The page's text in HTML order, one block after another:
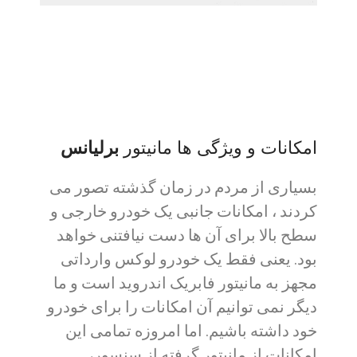
امکانات و ویژگی ها مانیتور برلیانس
بسیاری از مردم در زمان گذشته تصور می
کردند ، امکانات جانبی یک خودرو خارجی و
سطح بالا برای آن ها دست نیافتنی خواهد
بود. یعنی فقط یک خودرو لوکس وارداتی
مجهز به مانیتور فابریک اندروید است و ما
دیگر نمی توانیم آن امکانات را برای خودرو
خود داشته باشیم. اما امروزه تمامی این